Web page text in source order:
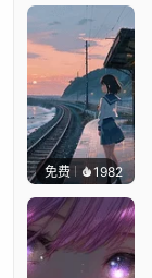
免费 1982辰东